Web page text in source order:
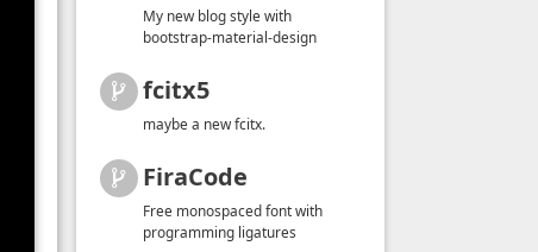
My new blog style with
bootstrap-material-design
fcitx5
maybe a new fcitx.
FiraCode
Free monospaced font with
programming ligatures